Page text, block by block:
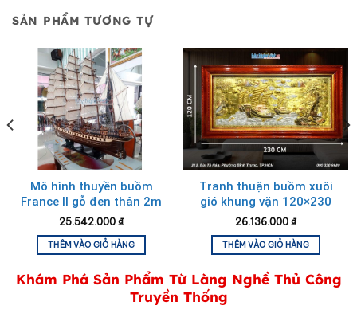
Tranh đồng chữ thư pháp
SẢN PHẨM TƯƠNG TỰ
Mô hình thuyền buồm
France II gỗ đen thân 2m
MNV-TB18-2m
25.542.000 ₫
THÊM VÀO GIỎ HÀNG
Tranh thuận buồm xuôi
gió khung vặn 120×230
MNV-DD12239.1
26.136.000 ₫
THÊM VÀO GIỎ HÀNG
Khám Phá Sản Phẩm Từ Làng Nghề Thủ Công
Truyền Thống